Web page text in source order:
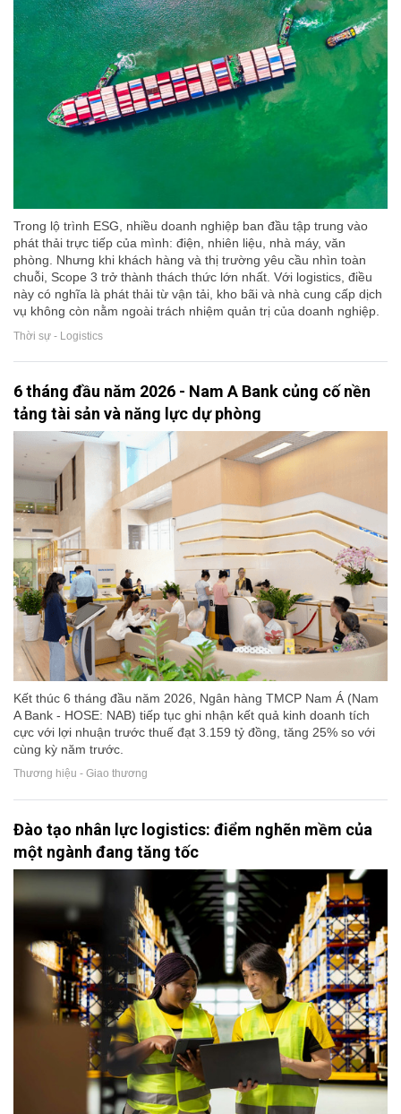
Trong lộ trình ESG, nhiều doanh nghiệp ban đầu tập trung vào
phát thải trực tiếp của mình: điện, nhiên liệu, nhà máy, văn
phòng. Nhưng khi khách hàng và thị trường yêu cầu nhìn toàn
chuỗi, Scope 3 trở thành thách thức lớn nhất. Với logistics, điều
này có nghĩa là phát thải từ vận tải, kho bãi và nhà cung cấp dịch
vụ không còn nằm ngoài trách nhiệm quản trị của doanh nghiệp.
Thời sự - Logistics
6 tháng đầu năm 2026 - Nam A Bank củng cố nền
tảng tài sản và năng lực dự phòng
Kết thúc 6 tháng đầu năm 2026, Ngân hàng TMCP Nam Á (Nam
A Bank - HOSE: NAB) tiếp tục ghi nhận kết quả kinh doanh tích
cực với lợi nhuận trước thuế đạt 3.159 tỷ đồng, tăng 25% so với
cùng kỳ năm trước.
Thương hiệu - Giao thương
Đào tạo nhân lực logistics: điểm nghẽn mềm của
một ngành đang tăng tốc